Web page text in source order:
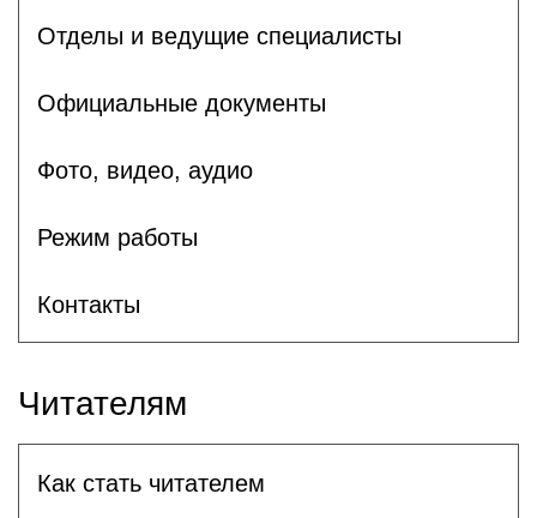
Отделы и ведущие специалисты
Официальные документы
Фото, видео, аудио
Режим работы
Контакты
Читателям
Как стать читателем